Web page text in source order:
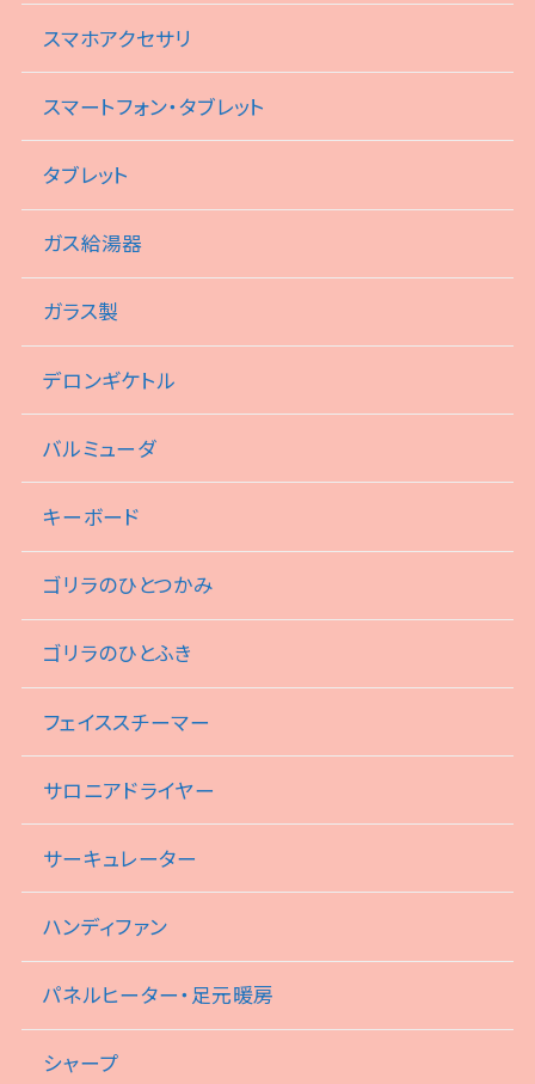
スマホアクセサリ
スマートフォン・タブレット
タブレット
ガス給湯器
ガラス製
デロンギケトル
バルミューダ
キーボード
ゴリラのひとつかみ
ゴリラのひとふき
フェイススチーマー
サロニアドライヤー
サーキュレーター
ハンディファン
パネルヒーター・足元暖房
シャープ